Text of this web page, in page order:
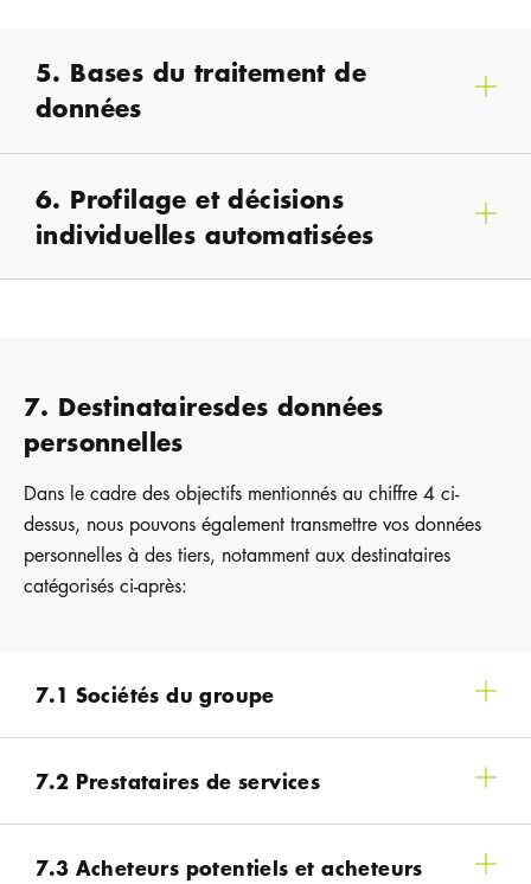
5. Bases du traitement de
données
6. Profilage et décisions
individuelles automatisées
7. Destinatairesdes données
personnelles
Dans le cadre des objectifs mentionnés au chiffre 4 ci-
dessus, nous pouvons également transmettre vos données
personnelles à des tiers, notamment aux destinataires
catégorisés ci-après:
7.1 Sociétés du groupe
7.2 Prestataires de services
7.3 Acheteurs potentiels et acheteurs